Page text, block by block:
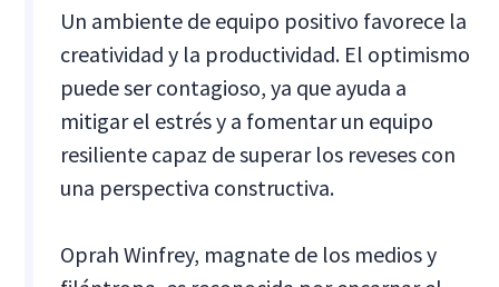
Un ambiente de equipo positivo favorece la
creatividad y la productividad. El optimismo
puede ser contagioso, ya que ayuda a
mitigar el estrés y a fomentar un equipo
resiliente capaz de superar los reveses con
una perspectiva constructiva.
Oprah Winfrey, magnate de los medios y